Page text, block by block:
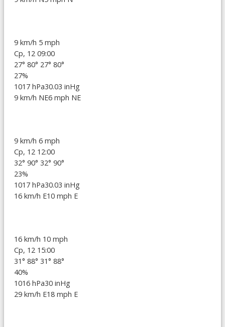
9 km/h 5 mph
Ср, 12 09:00
27° 80° 27° 80°
27%
1017 hPa30.03 inHg
9 km/h NE6 mph NE
9 km/h 6 mph
Ср, 12 12:00
32° 90° 32° 90°
23%
1017 hPa30.03 inHg
16 km/h E10 mph E
16 km/h 10 mph
Ср, 12 15:00
31° 88° 31° 88°
40%
1016 hPa30 inHg
29 km/h E18 mph E